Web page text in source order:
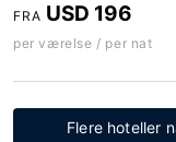
FRA USD 196
per værelse / per nat
Flere hoteller